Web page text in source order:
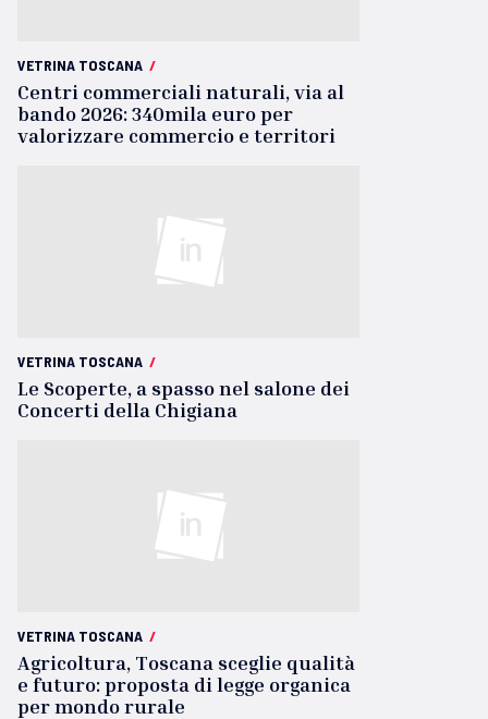
VETRINA TOSCANA /
Centri commerciali naturali, via al
bando 2026: 340mila euro per
valorizzare commercio e territori
VETRINA TOSCANA /
Le Scoperte, a spasso nel salone dei
Concerti della Chigiana
VETRINA TOSCANA /
Agricoltura, Toscana sceglie qualità
e futuro: proposta di legge organica
per mondo rurale